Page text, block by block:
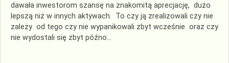
dawała inwestorom szansę na znakomitą aprecjację, dużo
lepszą niż w innych aktywach. To czy ją zrealizowali czy nie
zależy od tego czy nie wypanikowali zbyt wcześnie oraz czy
nie wydostali się zbyt późno…